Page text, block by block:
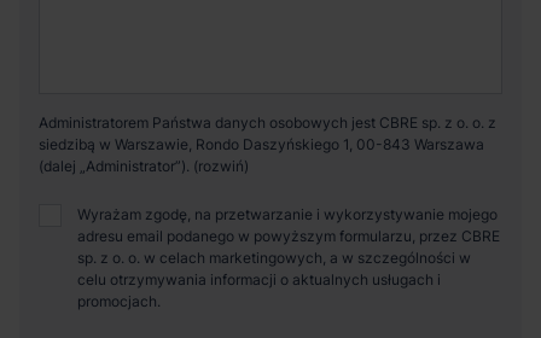
Administratorem Państwa danych osobowych jest CBRE sp. z o. o. z
siedzibą w Warszawie, Rondo Daszyńskiego 1, 00-843 Warszawa
(dalej „Administrator”).
Wyrażam zgodę, na przetwarzanie i wykorzystywanie mojego
adresu email podanego w powyższym formularzu, przez CBRE
sp. z o. o. w celach marketingowych, a w szczególności w
celu otrzymywania informacji o aktualnych usługach i
promocjach.